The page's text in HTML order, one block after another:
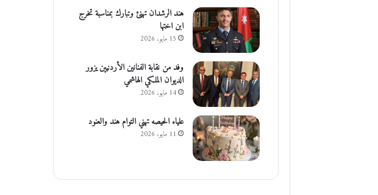
هند الرشدان تهنئ وتبارك بمناسبة تخرج
ابن اختها
15 مايو، 2026
وفد من نقابة الفنانين الأردنيين يزور
الديوان الملكي الهاشمي
14 مايو، 2026
علياء الحيصه تهني التوام هند والعنود
11 مايو، 2026